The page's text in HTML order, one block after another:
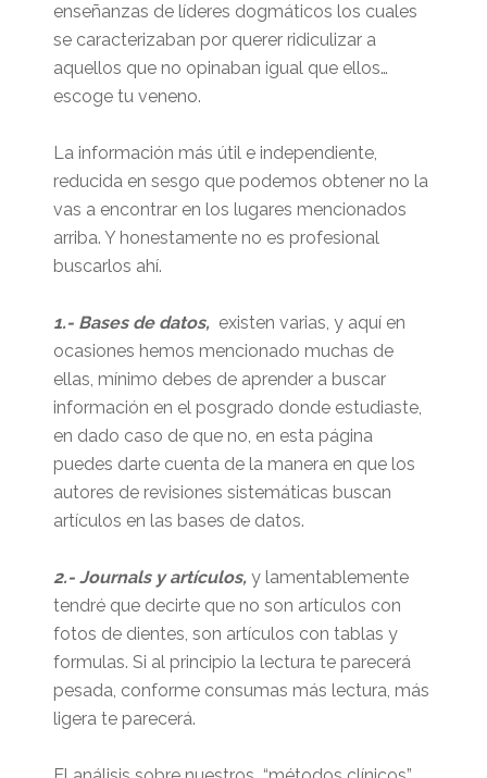
enseñanzas de líderes dogmáticos los cuales
se caracterizaban por querer ridiculizar a
aquellos que no opinaban igual que ellos…
escoge tu veneno.
La información más útil e independiente,
reducida en sesgo que podemos obtener no la
vas a encontrar en los lugares mencionados
arriba. Y honestamente no es profesional
buscarlos ahí.
1.- Bases de datos,existen varias, y aquí en
ocasiones hemos mencionado muchas de
ellas, mínimo debes de aprender a buscar
información en el posgrado donde estudiaste,
en dado caso de que no, en esta página
puedes darte cuenta de la manera en que los
autores de revisiones sistemáticas buscan
artículos en las bases de datos.
2.- Journals y artículos,y lamentablemente
tendré que decirte que no son artículos con
fotos de dientes, son artículos con tablas y
formulas. Si al principio la lectura te parecerá
pesada, conforme consumas más lectura, más
ligera te parecerá.